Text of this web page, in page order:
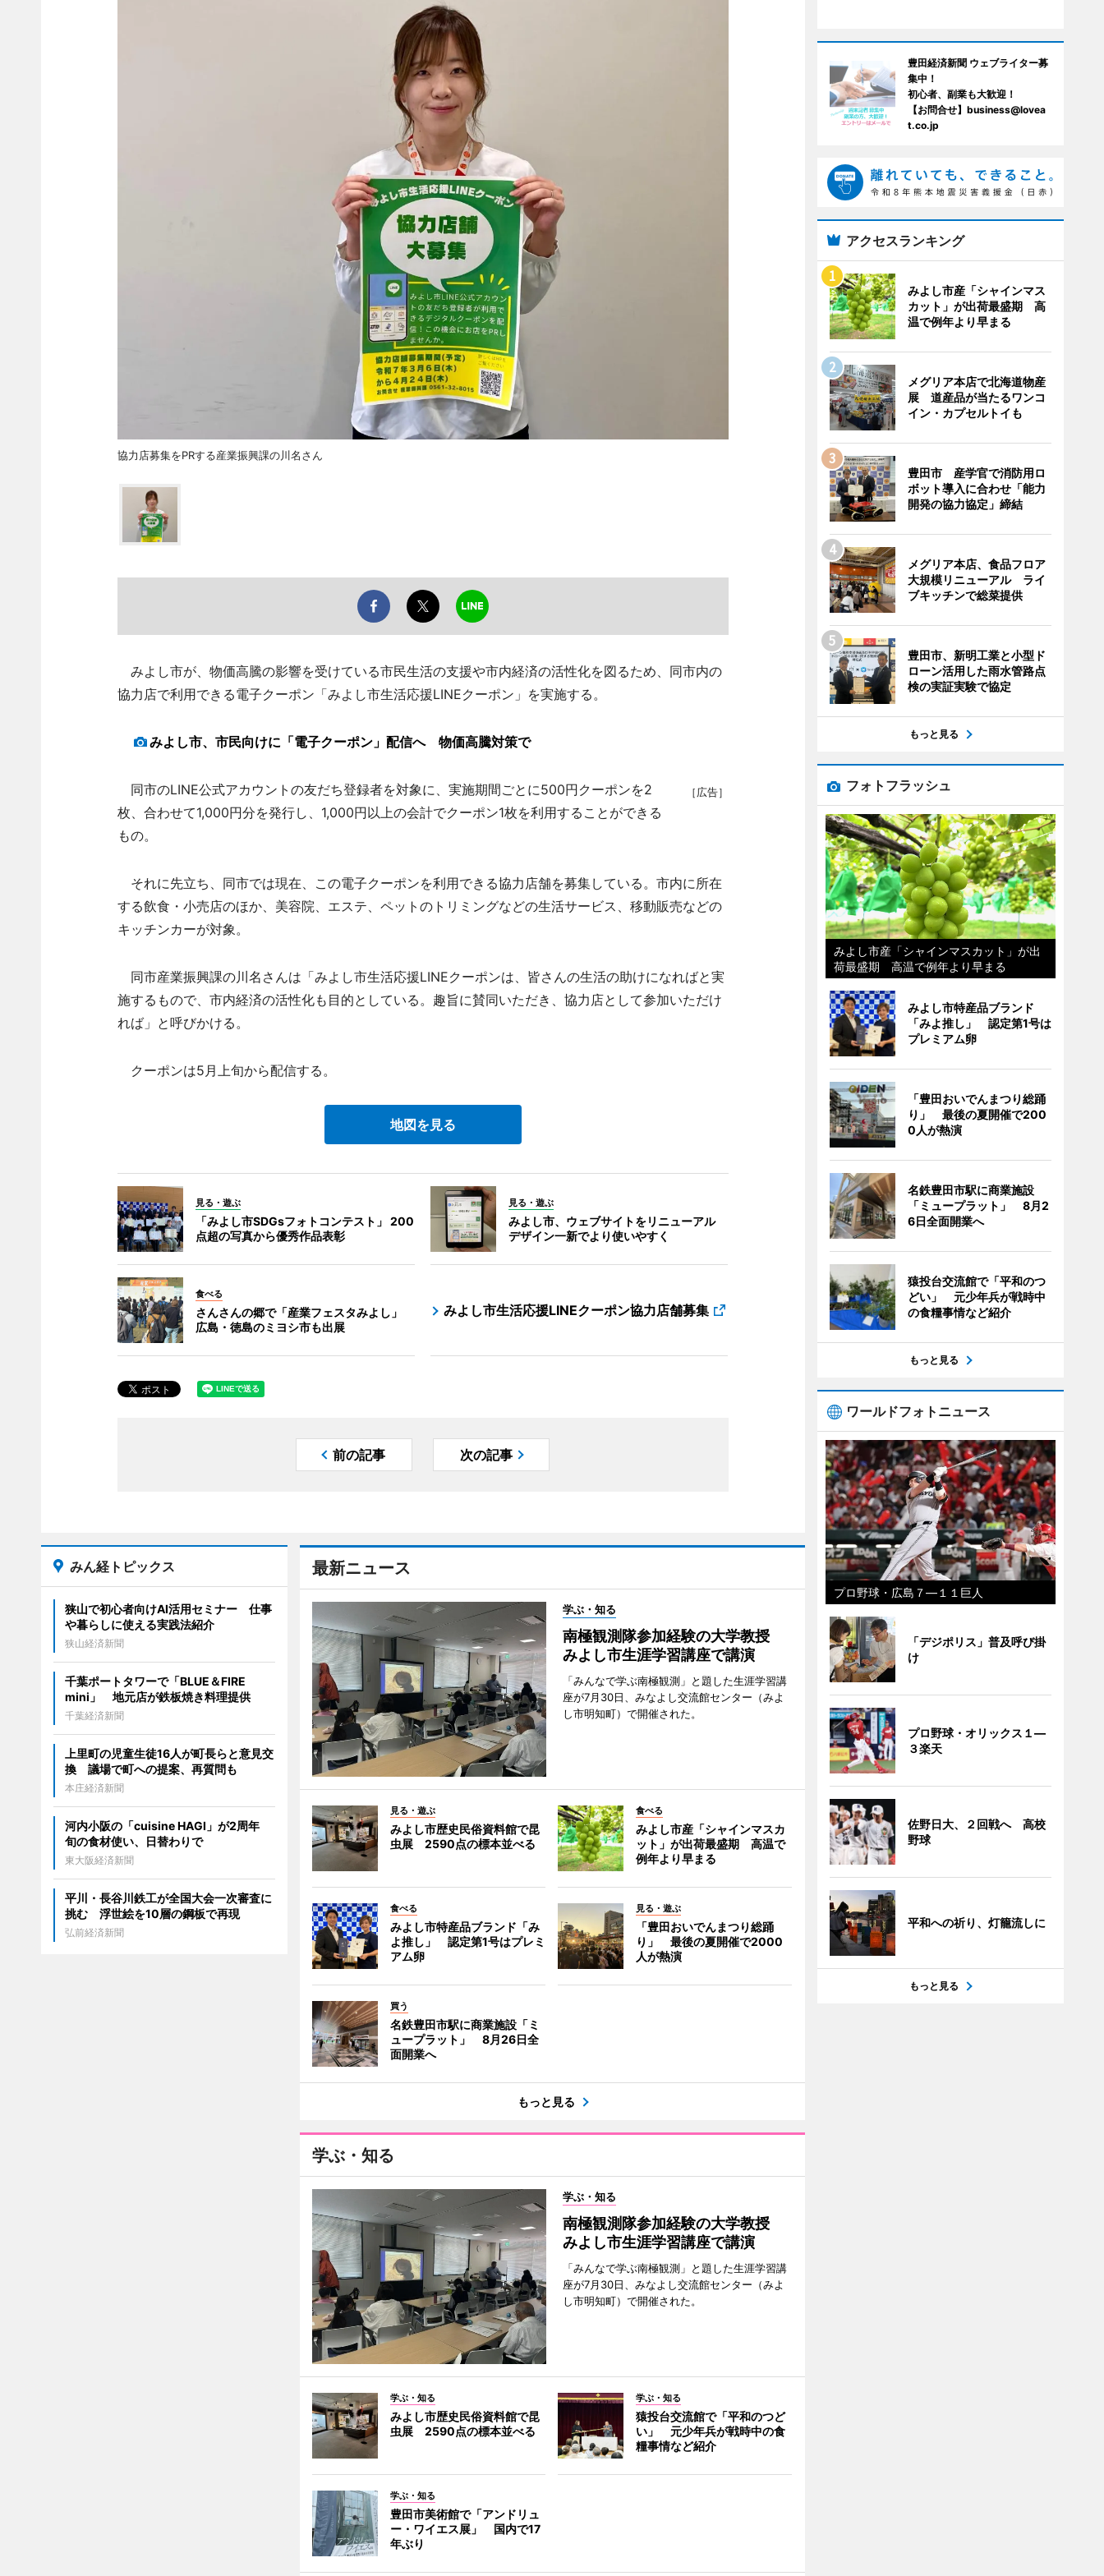
協力店募集をPRする産業振興課の川名さん
みよし市が、物価高騰の影響を受けている市民生活の支援や市内経済の活性化を図るため、同市内の
協力店で利用できる電子クーポン「みよし市生活応援LINEクーポン」を実施する。
みよし市、市民向けに「電子クーポン」配信へ 物価高騰対策で
［広告］
同市のLINE公式アカウントの友だち登録者を対象に、実施期間ごとに500円クーポンを2
枚、合わせて1,000円分を発行し、1,000円以上の会計でクーポン1枚を利用することができる
もの。
それに先立ち、同市では現在、この電子クーポンを利用できる協力店舗を募集している。市内に所在
する飲食・小売店のほか、美容院、エステ、ペットのトリミングなどの生活サービス、移動販売などの
キッチンカーが対象。
同市産業振興課の川名さんは「みよし市生活応援LINEクーポンは、皆さんの生活の助けになればと実
施するもので、市内経済の活性化も目的としている。趣旨に賛同いただき、協力店として参加いただけ
れば」と呼びかける。
クーポンは5月上旬から配信する。
地図を見る
見る・遊ぶ
「みよし市SDGsフォトコンテスト」 200
点超の写真から優秀作品表彰
見る・遊ぶ
みよし市、ウェブサイトをリニューアル
デザイン一新でより使いやすく
食べる
さんさんの郷で「産業フェスタみよし」
広島・徳島のミヨシ市も出展
みよし市生活応援LINEクーポン協力店舗募集
前の記事 次の記事
最新ニュース
学ぶ・知る
南極観測隊参加経験の大学教授
みよし市生涯学習講座で講演
「みんなで学ぶ南極観測」と題した生涯学習講
座が7月30日、みなよし交流館センター（みよ
し市明知町）で開催された。
見る・遊ぶ
みよし市歴史民俗資料館で昆
虫展 2590点の標本並べる
食べる
みよし市産「シャインマスカ
ット」が出荷最盛期 高温で
例年より早まる
食べる
みよし市特産品ブランド「み
よ推し」 認定第1号はプレミ
アム卵
見る・遊ぶ
「豊田おいでんまつり総踊
り」 最後の夏開催で2000
人が熱演
買う
名鉄豊田市駅に商業施設「ミ
ュープラット」 8月26日全
面開業へ
もっと見る
学ぶ・知る
学ぶ・知る
南極観測隊参加経験の大学教授
みよし市生涯学習講座で講演
「みんなで学ぶ南極観測」と題した生涯学習講
座が7月30日、みなよし交流館センター（みよ
し市明知町）で開催された。
学ぶ・知る
みよし市歴史民俗資料館で昆
虫展 2590点の標本並べる
学ぶ・知る
猿投台交流館で「平和のつど
い」 元少年兵が戦時中の食
糧事情など紹介
学ぶ・知る
豊田市美術館で「アンドリュ
ー・ワイエス展」 国内で17
年ぶり
みん経トピックス
狭山で初心者向けAI活用セミナー 仕事
や暮らしに使える実践法紹介
狭山経済新聞
千葉ポートタワーで「BLUE＆FIRE
mini」 地元店が鉄板焼き料理提供
千葉経済新聞
上里町の児童生徒16人が町長らと意見交
換 議場で町への提案、再質問も
本庄経済新聞
河内小阪の「cuisine HAGI」が2周年
旬の食材使い、日替わりで
東大阪経済新聞
平川・長谷川鉄工が全国大会一次審査に
挑む 浮世絵を10層の鋼板で再現
弘前経済新聞
豊田経済新聞 ウェブライター募
集中！
初心者、副業も大歓迎！
【お問合せ】business@lovea
t.co.jp
アクセスランキング
みよし市産「シャインマス
カット」が出荷最盛期 高
温で例年より早まる
メグリア本店で北海道物産
展 道産品が当たるワンコ
イン・カプセルトイも
豊田市 産学官で消防用ロ
ボット導入に合わせ「能力
開発の協力協定」締結
メグリア本店、食品フロア
大規模リニューアル ライ
ブキッチンで総菜提供
豊田市、新明工業と小型ド
ローン活用した雨水管路点
検の実証実験で協定
もっと見る
フォトフラッシュ
みよし市産「シャインマスカット」が出
荷最盛期 高温で例年より早まる
みよし市特産品ブランド
「みよ推し」 認定第1号は
プレミアム卵
「豊田おいでんまつり総踊
り」 最後の夏開催で200
0人が熱演
名鉄豊田市駅に商業施設
「ミュープラット」 8月2
6日全面開業へ
猿投台交流館で「平和のつ
どい」 元少年兵が戦時中
の食糧事情など紹介
もっと見る
ワールドフォトニュース
プロ野球・広島７―１１巨人
「デジポリス」普及呼び掛
け
プロ野球・オリックス１―
３楽天
佐野日大、２回戦へ 高校
野球
平和への祈り、灯籠流しに
もっと見る